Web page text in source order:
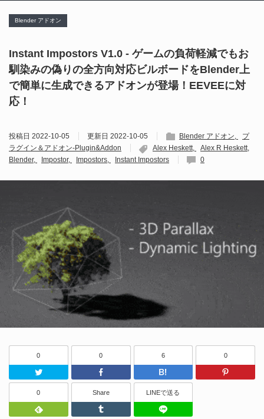
Blender アドオン
Instant Impostors V1.0 - ゲームの負荷軽減でもお
馴染みの偽りの全方向対応ビルボードをBlender上
で簡単に生成できるアドオンが登場！EEVEEに対
応！
投稿日 2022-10-05 更新日 2022-10-05 Blender アドオン
プ
ラグイン＆アドオン-Plugin&Addon
Alex Heskett
Alex R Heskett
Blender
Impostor Impostors Instant Impostors 0
0
Twitter
0
Facebook
6
はてなブッ
0
0
Feedly
Share
Tumblr
LINEで送る